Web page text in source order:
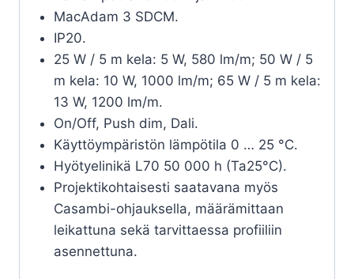
MacAdam 3 SDCM.
IP20.
25 W / 5 m kela: 5 W, 580 lm/m; 50 W / 5
m kela: 10 W, 1000 lm/m; 65 W / 5 m kela:
13 W, 1200 lm/m.
On/Off, Push dim, Dali.
Käyttöympäristön lämpötila 0 … 25 °C.
Hyötyelinikä L70 50 000 h (Ta25°C).
Projektikohtaisesti saatavana myös
Casambi-ohjauksella, määrämittaan
leikattuna sekä tarvittaessa profiiliin
asennettuna.